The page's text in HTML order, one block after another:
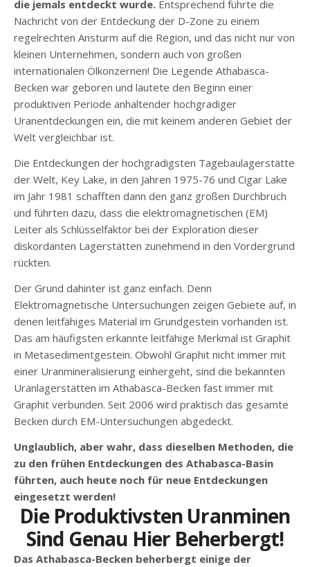
die jemals entdeckt wurde. Entsprechend führte die
Nachricht von der Entdeckung der D-Zone zu einem
regelrechten Ansturm auf die Region, und das nicht nur von
kleinen Unternehmen, sondern auch von großen
internationalen Ölkonzernen! Die Legende Athabasca-
Becken war geboren und läutete den Beginn einer
produktiven Periode anhaltender hochgradiger
Uranentdeckungen ein, die mit keinem anderen Gebiet der
Welt vergleichbar ist.
Die Entdeckungen der hochgradigsten Tagebaulagerstätte
der Welt, Key Lake, in den Jahren 1975-76 und Cigar Lake
im Jahr 1981 schafften dann den ganz großen Durchbruch
und führten dazu, dass die elektromagnetischen (EM)
Leiter als Schlüsselfaktor bei der Exploration dieser
diskordanten Lagerstätten zunehmend in den Vordergrund
rückten.
Der Grund dahinter ist ganz einfach. Denn
Elektromagnetische Untersuchungen zeigen Gebiete auf, in
denen leitfähiges Material im Grundgestein vorhanden ist.
Das am häufigsten erkannte leitfähige Merkmal ist Graphit
in Metasedimentgestein. Obwohl Graphit nicht immer mit
einer Uranmineralisierung einhergeht, sind die bekannten
Uranlagerstätten im Athabasca-Becken fast immer mit
Graphit verbunden. Seit 2006 wird praktisch das gesamte
Becken durch EM-Untersuchungen abgedeckt.
Unglaublich, aber wahr, dass dieselben Methoden, die
zu den frühen Entdeckungen des Athabasca-Basin
führten, auch heute noch für neue Entdeckungen
eingesetzt werden!
Die Produktivsten Uranminen
Sind Genau Hier Beherbergt!
Das Athabasca-Becken beherbergt einige der